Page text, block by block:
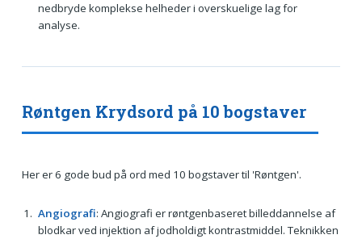
nedbryde komplekse helheder i overskuelige lag for
analyse.
Røntgen Krydsord på 10 bogstaver
Her er 6 gode bud på ord med 10 bogstaver til 'Røntgen'.
Angiografi: Angiografi er røntgenbaseret billeddannelse af
blodkar ved injektion af jodholdigt kontrastmiddel. Teknikken